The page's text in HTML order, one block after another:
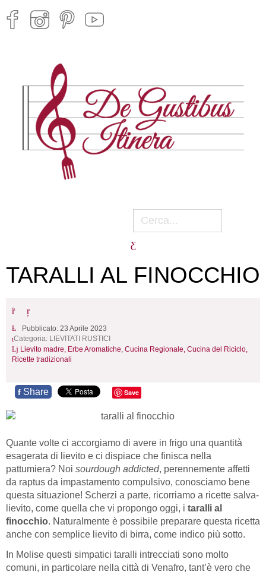
TARALLI AL FINOCCHIO
Pubblicato: 23 Aprile 2023
Categoria: LIEVITATI RUSTICI
Lievito madre, Erbe Aromatiche, Cucina Regionale, Cucina del Riciclo,
Ricette tradizionali
f Share Save
Quante volte ci accorgiamo di avere in frigo una quantità
esagerata di lievito e ci dispiace che finisca nella
pattumiera? Noi sourdough addicted, perennemente affetti
da raptus da impastamento compulsivo, conosciamo bene
questa situazione! Scherzi a parte, ricorriamo a ricette salva-
lievito, come quella che vi propongo oggi, i taralli al
finocchio. Naturalmente è possibile preparare questa ricetta
anche con semplice lievito di birra, come indico più sotto.
In Molise questi simpatici taralli intrecciati sono molto
comuni, in particolare nella città di Venafro, tant’è vero che